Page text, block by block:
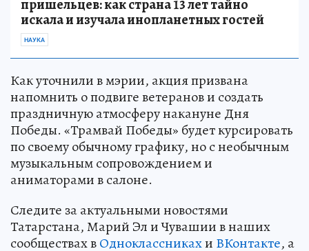
пришельцев: как страна 13 лет тайно
искала и изучала инопланетных гостей
НАУКА
Как уточнили в мэрии, акция призвана
напомнить о подвиге ветеранов и создать
праздничную атмосферу накануне Дня
Победы. «Трамвай Победы» будет курсировать
по своему обычному графику, но с необычным
музыкальным сопровождением и
аниматорами в салоне.
Следите за актуальными новостями
Татарстана, Марий Эл и Чувашии в наших
сообществах вОдноклассникахи ВКонтакте, а